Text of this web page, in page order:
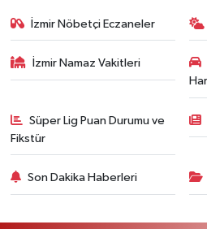
İzmir Nöbetçi Eczaneler
İzmir Namaz Vakitleri
Süper Lig Puan Durumu ve
Fikstür
Son Dakika Haberleri